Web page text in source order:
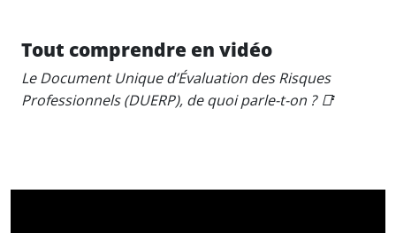
Tout comprendre en vidéo
Le Document Unique d’Évaluation des Risques
Professionnels (DUERP), de quoi parle-t-on ? 📑